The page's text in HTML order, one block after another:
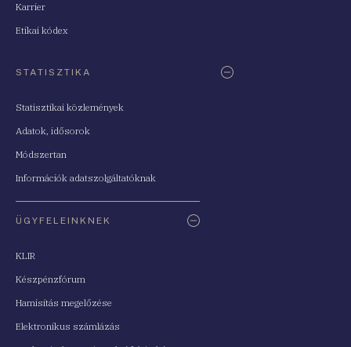
Karrier
Etikai kódex
STATISZTIKA
Statisztikai közlemények
Adatok, idősorok
Módszertan
Információk adatszolgáltatóknak
ÜGYFELEINKNEK
KLIR
Készpénzfórum
Hamisítás megelőzése
Elektronikus számlázás